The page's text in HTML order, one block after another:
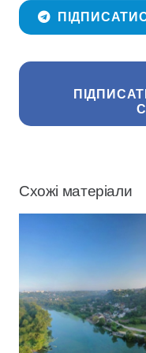
Схожі матеріали